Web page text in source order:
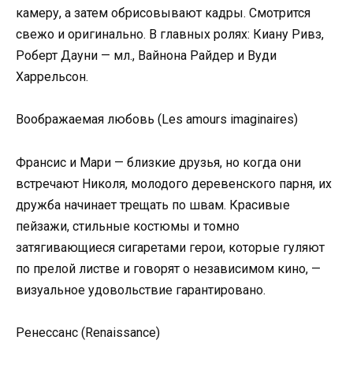
камеру, а затем обрисовывают кадры. Смотрится
свежо и оригинально. В главных ролях: Киану Ривз,
Роберт Дауни — мл., Вайнона Райдер и Вуди
Харрельсон.
Воображаемая любовь (Les amours imaginaires)
Франсис и Мари — близкие друзья, но когда они
встречают Николя, молодого деревенского парня, их
дружба начинает трещать по швам. Красивые
пейзажи, стильные костюмы и томно
затягивающиеся сигаретами герои, которые гуляют
по прелой листве и говорят о независимом кино, —
визуальное удовольствие гарантировано.
Ренессанс (Renaissance)